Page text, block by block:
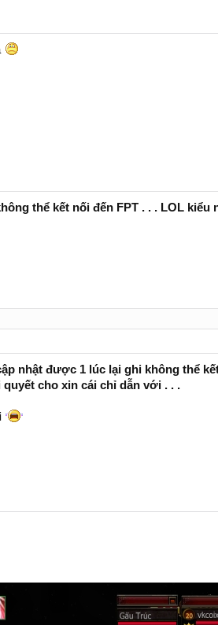
thể kết nối đến FPT . . . LOL kiểu
nhật được 1 lúc lại ghi không thể
cho xin cái chỉ dẫn với . . .